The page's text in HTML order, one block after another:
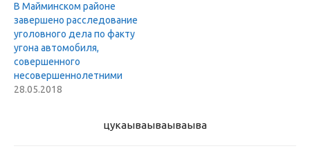
В Майминском районе
завершено расследование
уголовного дела по факту
угона автомобиля,
совершенного
несовершеннолетними
28.05.2018
цукаываываываыва